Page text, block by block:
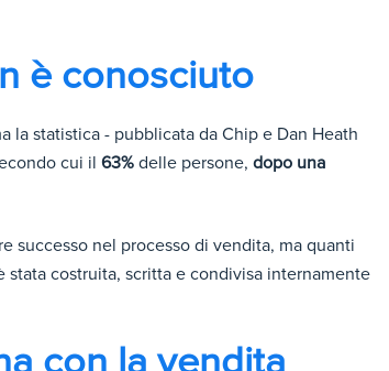
è conosciuto
statistica - pubblicata da Chip e Dan Heath
cui il 63% delle persone, dopo una
successo nel processo di vendita, ma quanti
stata costruita, scritta e condivisa internamente